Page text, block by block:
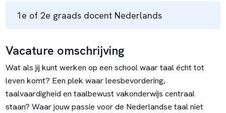
1e of 2e graads docent Nederlands
Vacature omschrijving
Wat als jij kunt werken op een school waar taal écht tot
leven komt? Een plek waar leesbevordering,
taalvaardigheid en taalbewust vakonderwijs centraal
staan? Waar jouw passie voor de Nederlandse taal niet